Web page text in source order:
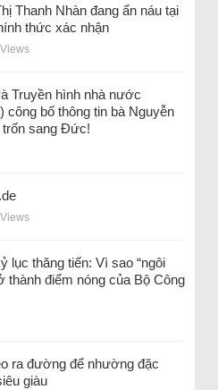
Thanh Nhàn đang ẩn náu tại
thức xác nhận
Truyền hình nhà nước
công bố thông tin bà Nguyễn
trốn sang Đức!
lục thăng tiến: Vì sao “ngôi
thành điểm nóng của Bộ Công
ra đường để nhường đặc
giàu